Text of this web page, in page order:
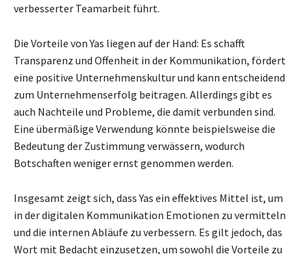
verbesserter Teamarbeit führt.
Die Vorteile von Yas liegen auf der Hand: Es schafft
Transparenz und Offenheit in der Kommunikation, fördert
eine positive Unternehmenskultur und kann entscheidend
zum Unternehmenserfolg beitragen. Allerdings gibt es
auch Nachteile und Probleme, die damit verbunden sind.
Eine übermäßige Verwendung könnte beispielsweise die
Bedeutung der Zustimmung verwässern, wodurch
Botschaften weniger ernst genommen werden.
Insgesamt zeigt sich, dass Yas ein effektives Mittel ist, um
in der digitalen Kommunikation Emotionen zu vermitteln
und die internen Abläufe zu verbessern. Es gilt jedoch, das
Wort mit Bedacht einzusetzen, um sowohl die Vorteile zu